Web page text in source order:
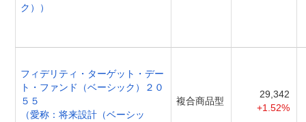
ク））
フィデリティ・ターゲット・デー
ト・ファンド（ベーシック）２０
５５
（愛称：将来設計（ベーシッ
複合商品型
29,342
+1.52%